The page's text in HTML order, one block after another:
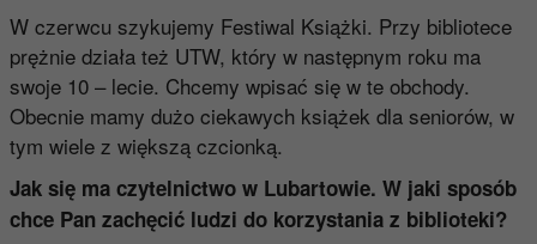
W czerwcu szykujemy Festiwal Książki. Przy bibliotece
prężnie działa też UTW, który w następnym roku ma
swoje 10 – lecie. Chcemy wpisać się w te obchody.
Obecnie mamy dużo ciekawych książek dla seniorów, w
tym wiele z większą czcionką.
Jak się ma czytelnictwo w Lubartowie. W jaki sposób
chce Pan zachęcić ludzi do korzystania z biblioteki?